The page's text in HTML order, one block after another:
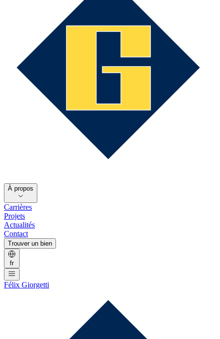
À propos
Carrières
Projets
Actualités
Contact
Trouver un bien
fr
Félix Giorgetti